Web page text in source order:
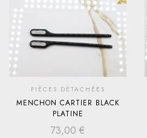
PIÈCES DÉTACHÉES
MENCHON CARTIER BLACK
PLATINE
73,00 €